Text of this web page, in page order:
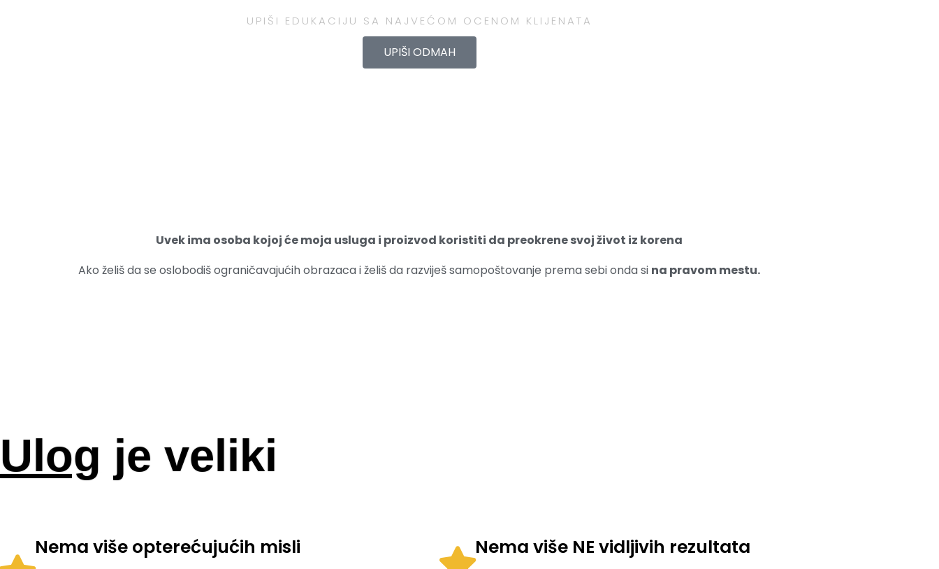
UPIŠI EDUKACIJU SA NAJVEĆOM OCENOM KLIJENATA
UPIŠI ODMAH
Uvek ima osoba kojoj će moja usluga i proizvod koristiti da preokrene svoj život iz korena
Ako želiš da se oslobodiš ograničavajućih obrazaca i želiš da razviješ samopoštovanje prema sebi onda si na pravom mestu.
Ulog je veliki
Nema više opterećujućih misli Nema više NE vidljivih rezultata